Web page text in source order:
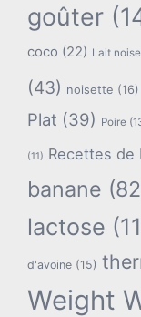
goûter
coco (22) Lait
(43) noisette (16)
Plat (39) Poire
(11) Recettes de
banane
lactose
d'avoine (15)
Weight